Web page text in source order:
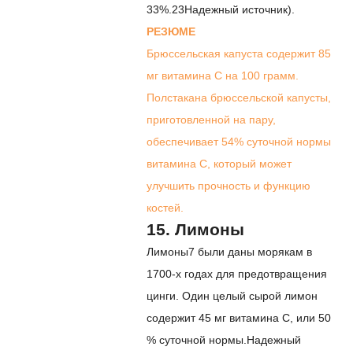
33%. 23Надежный источник).
РЕЗЮМЕ
Брюссельская капуста содержит 85
мг витамина С на 100 грамм.
Полстакана брюссельской капусты,
приготовленной на пару,
обеспечивает 54% суточной нормы
витамина С, который может
улучшить прочность и функцию
костей.
15. Лимоны
Лимоны7 были даны морякам в
1700-х годах для предотвращения
цинги. Один целый сырой лимон
содержит 45 мг витамина С, или 50
% суточной нормы. Надежный